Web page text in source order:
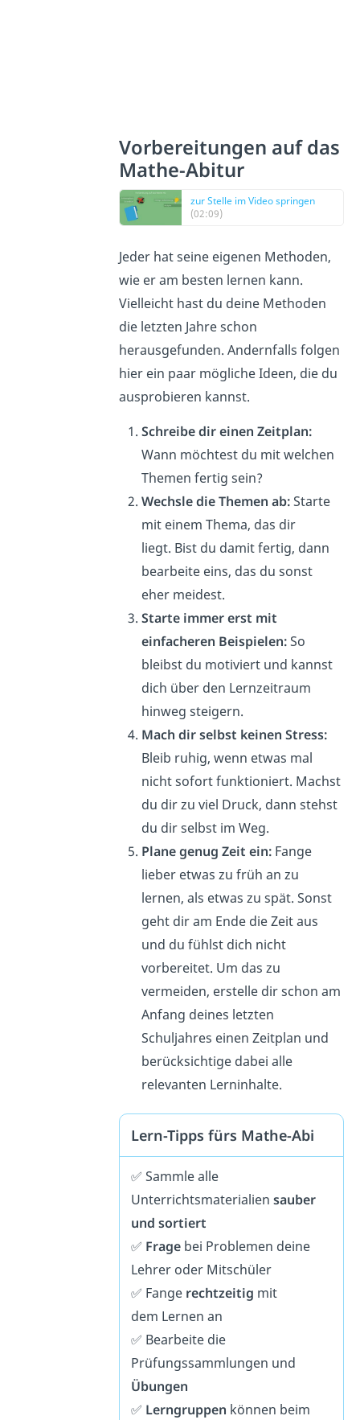
Vorbereitungen auf das
Mathe-Abitur
zur Stelle im Video springen
(02:09)
Jeder hat seine eigenen Methoden,
wie er am besten lernen kann.
Vielleicht hast du deine Methoden
die letzten Jahre schon
herausgefunden. Andernfalls folgen
hier ein paar mögliche Ideen, die du
ausprobieren kannst.
Schreibe dir einen Zeitplan:
Wann möchtest du mit welchen
Themen fertig sein?
Wechsle die Themen ab:Starte
mit einem Thema, das dir
liegt. Bist du damit fertig, dann
bearbeite eins, das du sonst
eher meidest.
Starte immer erst mit
einfacheren Beispielen:So
bleibst du motiviert und kannst
dich über den Lernzeitraum
hinweg steigern.
Mach dir selbst keinen Stress:
Bleib ruhig, wenn etwas mal
nicht sofort funktioniert. Machst
du dir zu viel Druck, dann stehst
du dir selbst im Weg.
Plane genug Zeit ein: Fange
lieber etwas zu früh an zu
lernen, als etwas zu spät. Sonst
geht dir am Ende die Zeit aus
und du fühlst dich nicht
vorbereitet. Um das zu
vermeiden, erstelle dir schon am
Anfang deines letzten
Schuljahres einen Zeitplan und
berücksichtige dabei alle
relevanten Lerninhalte.
Lern-Tipps fürs Mathe-Abi
✅ Sammle alle
Unterrichtsmaterialiensauber
und sortiert
✅ Frage bei Problemen deine
Lehrer oder Mitschüler
✅ Fange rechtzeitig mit
dem Lernen an
✅ Bearbeite die
Prüfungssammlungen und
Übungen
✅ Lerngruppen können beim